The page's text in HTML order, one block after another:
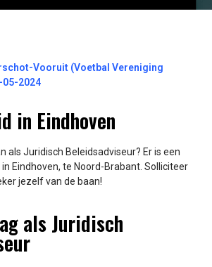
Vooruit (Voetbal Vereniging
2024
in Eindhoven
als Juridisch Beleidsadviseur? Er is een
Eindhoven, te Noord-Brabant. Solliciteer
jezelf van de baan!
als Juridisch